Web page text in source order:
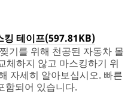
테이프(597.81KB)
기를 위해 천공된 자동차 몰
체하지 않고 마스킹하기 위
자세히 알아보십시오. 빠른
함되어 있습니다.